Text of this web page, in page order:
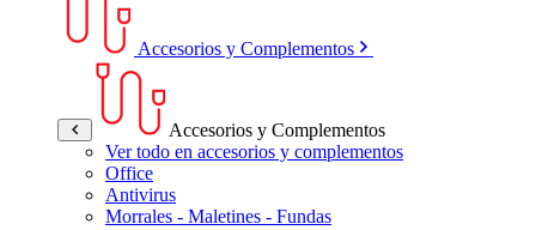
Accesorios y Complementos
Accesorios y Complementos
Ver todo en accesorios y complementos
Office
Antivirus
Morrales - Maletines - Fundas